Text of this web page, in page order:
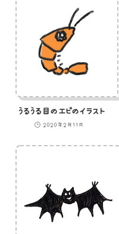
うるうる目のエビのイラスト
2020年2月11日